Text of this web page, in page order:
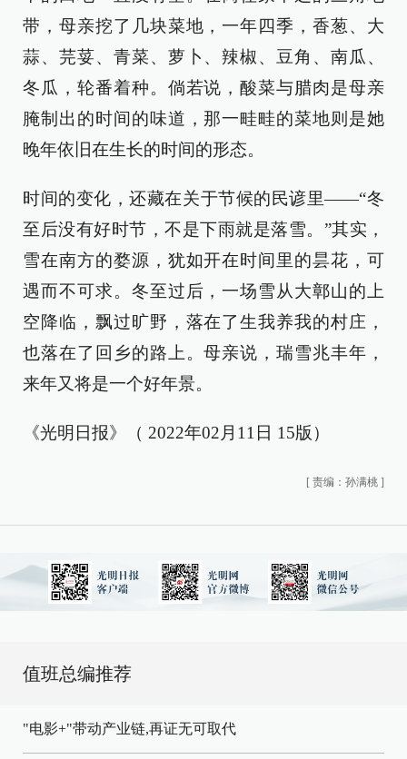
带，母亲挖了几块菜地，一年四季，香葱、大
蒜、芫荽、青菜、萝卜、辣椒、豆角、南瓜、
冬瓜，轮番着种。倘若说，酸菜与腊肉是母亲
腌制出的时间的味道，那一畦畦的菜地则是她
晚年依旧在生长的时间的形态。
时间的变化，还藏在关于节候的民谚里——“冬
至后没有好时节，不是下雨就是落雪。”其实，
雪在南方的婺源，犹如开在时间里的昙花，可
遇而不可求。冬至过后，一场雪从大鄣山的上
空降临，飘过旷野，落在了生我养我的村庄，
也落在了回乡的路上。母亲说，瑞雪兆丰年，
来年又将是一个好年景。
《光明日报》（ 2022年02月11日 15版）
[ 责编：孙满桃 ]
值班总编推荐
"电影+"带动产业链,再证无可取代